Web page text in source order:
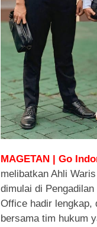
MAGETAN | Go
melibatkan Ahli
dimulai di
Office hadir lengkap,
bersama tim hukum